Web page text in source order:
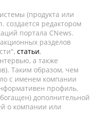
(продукта или
создается редактором
портала CNews.
разделов
статьи,
а также
Таким образом, чем
с именем компании
профиль.
дополнительной
о компании или